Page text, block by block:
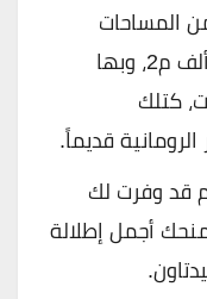
المساحات
الخضراء تمتد على مساحة 57 ألف م2، وبها
كتلك
قديماً.
قد وفرت لك
أجمل إطلالة